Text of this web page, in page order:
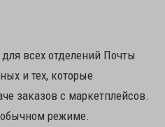
всех отделений Почты
и тех, которые
заказов с маркетплейсов.
режиме.